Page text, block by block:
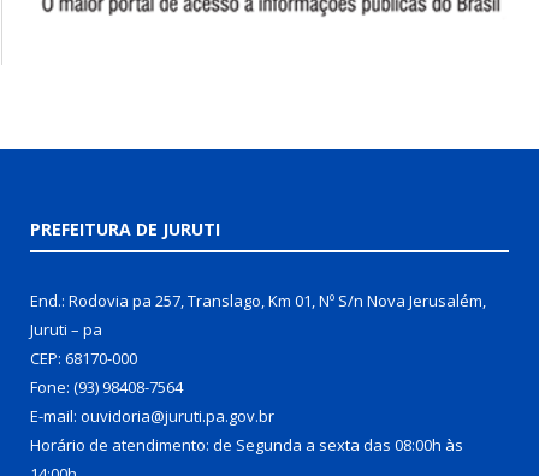
PREFEITURA DE JURUTI
End.: Rodovia pa 257, Translago, Km 01, Nº S/n Nova Jerusalém,
Juruti – pa
CEP: 68170-000
Fone: (93) 98408-7564
E-mail: ouvidoria@juruti.pa.gov.br
Horário de atendimento: de Segunda a sexta das 08:00h às